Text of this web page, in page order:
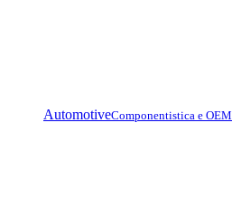
AutomotiveComponentistica e OEM